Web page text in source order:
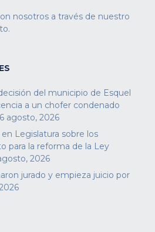
nosotros a través de nuestro
.
del municipio de Esquel
a un chofer condenado
6 agosto, 2026
Legislatura sobre los
para la reforma de la Ley
2026
jurado y empieza juicio por